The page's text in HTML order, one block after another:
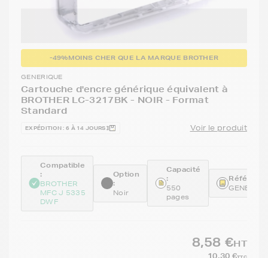
-49%MOINS CHER QUE LA MARQUE BROTHER
GENERIQUE
Cartouche d'encre générique équivalent à
BROTHER LC-3217BK - NOIR - Format
Standard
EXPÉDITION : 6 À 14 JOURS Voir le produit
Compatible
:
BROTHER
MFC J 5335
DWF
Option
:
Noir
Capacité
:
550
pages
8,58 €HT
10,30 €